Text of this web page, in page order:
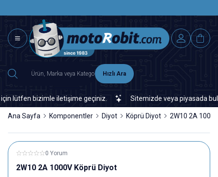
Hızlı Ara
lütfen bizimle iletişime geçiniz. Sitemizde veya piyasada
Ana Sayfa Komponentler Diyot Köprü Diyot 2W10 2A
0 Yorum
2W10 2A 1000V Köprü Diyot